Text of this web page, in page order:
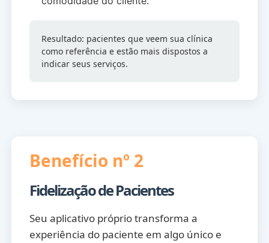
Resultado: pacientes que veem sua clínica
como referência e estão mais dispostos a
indicar seus serviços.
Benefício nº 2
Fidelização de Pacientes
Seu aplicativo próprio transforma a
experiência do paciente em algo único e